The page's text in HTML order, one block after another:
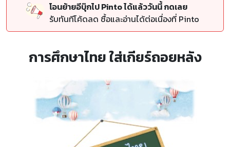
โอนย้ายอีบุ๊กไป Pinto ได้แล้ววันนี้ กดเลย
รับทันทีโค้ดลด ซื้อและอ่านได้ต่อเนื่องที่ Pinto
การศึกษาไทย ใส่เกียร์ถอยหลัง